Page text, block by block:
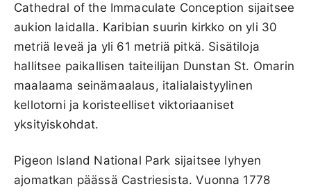
Cathedral of the Immaculate Conception sijaitsee
aukion laidalla. Karibian suurin kirkko on yli 30
metriä leveä ja yli 61 metriä pitkä. Sisätiloja
hallitsee paikallisen taiteilijan Dunstan St. Omarin
maalaama seinämaalaus, italialaistyylinen
kellotorni ja koristeelliset viktoriaaniset
yksityiskohdat.
Pigeon Island National Park sijaitsee lyhyen
ajomatkan päässä Castriesista. Vuonna 1778